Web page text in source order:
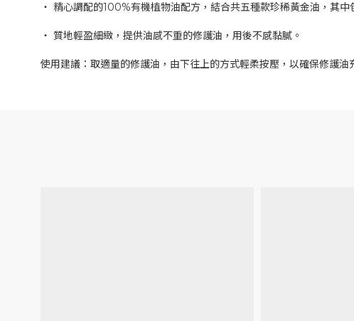
‧ 精心調配的100%有機植物油配方，結合共五種款珍稀黃金油，其
‧ 質地輕盈細緻，提供油感不重的修護油，用後不感黏膩。
使用建議：取適量的修護油，由下往上的方式輕柔按壓，以確保修護油